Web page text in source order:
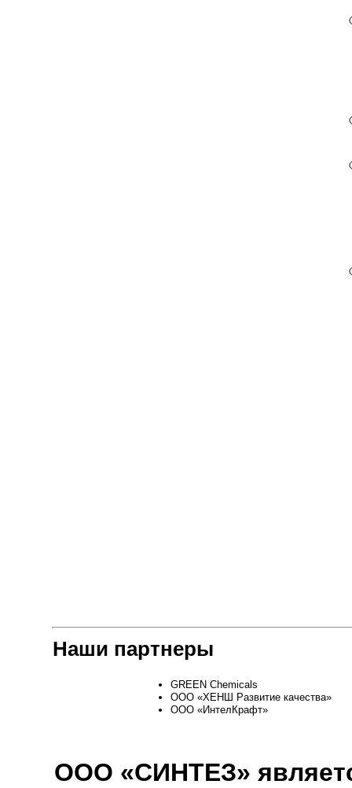
Наши партнеры
GREEN Chemicals
ООО «ХЕНШ Развитие качества»
ООО «ИнтелКрафт»
ООО «СИНТЕЗ»